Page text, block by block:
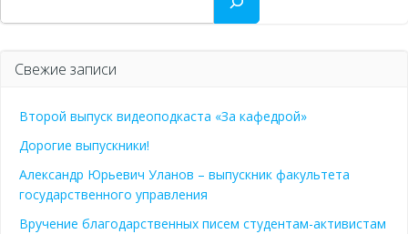
Свежие записи
Второй выпуск видеоподкаста «За кафедрой»
Дорогие выпускники!
Александр Юрьевич Уланов – выпускник факультета
государственного управления
Вручение благодарственных писем студентам-активистам